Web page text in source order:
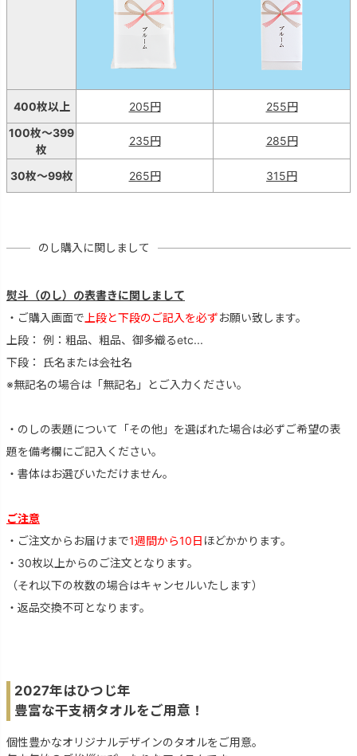
400枚以上 205円
255円
100枚～399
枚
235円 285円
30枚～99枚 265円 315円
のし購入に関しまして
熨斗（のし）の表書きに関しまして
・ご購入画面で 上段と下段のご記入を必ずお願い致します。
上段： 例：粗品、粗品、御多織るetc...
下段： 氏名または会社名
※無記名の場合は「無記名」とご入力ください。
・のしの表題について「その他」を選ばれた場合は必ずご希望の表
題を備考欄にご記入ください。
・書体はお選びいただけません。
ご注意
・ご注文からお届けまで1週間から10日 ほどかかります。
・30枚以上からのご注文となります。
（それ以下の枚数の場合はキャンセルいたします）
・返品交換不可となります。
2027年はひつじ年
豊富な干支柄タオルをご用意！
個性豊かなオリジナルデザインのタオルをご用意。